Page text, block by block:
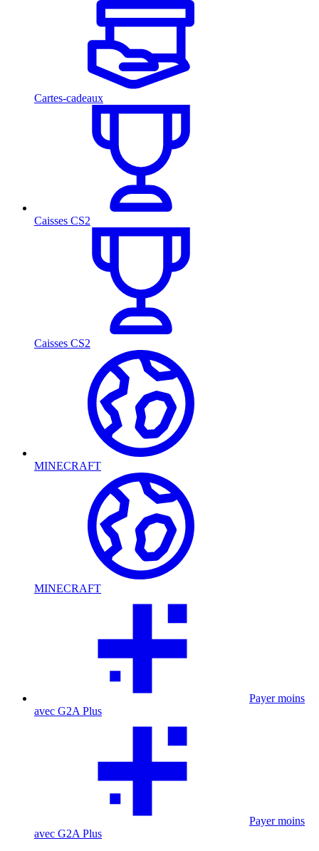
Cartes-cadeaux
Caisses CS2
Caisses CS2
MINECRAFT
MINECRAFT
Payer moins
avec G2A Plus
Payer moins
avec G2A Plus